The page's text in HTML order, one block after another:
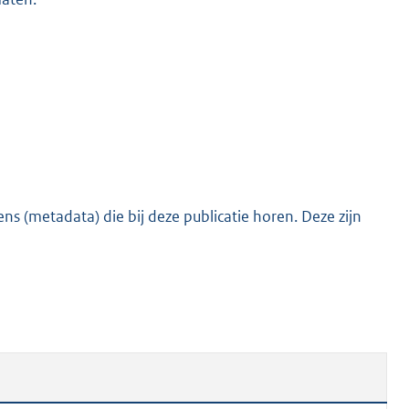
(metadata) die bij deze publicatie horen. Deze zijn